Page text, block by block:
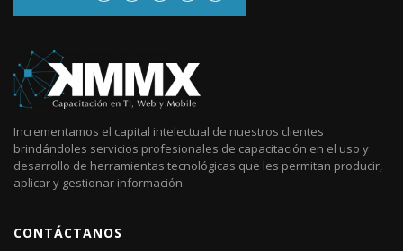
Incrementamos el capital intelectual de nuestros clientes
brindándoles servicios profesionales de capacitación en el uso y
desarrollo de herramientas tecnológicas que les permitan producir,
aplicar y gestionar información.
CONTÁCTANOS